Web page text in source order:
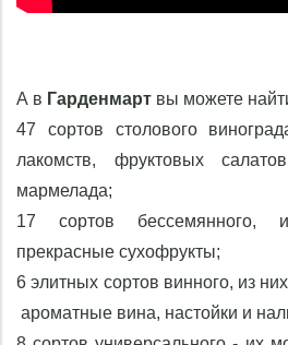
А в Гарденмарт вы можете
47 сортов столового
лакомств, фруктовых
мармелада;
17 сортов бессемянного,
прекрасные сухофрукты;
6 элитных сортов винного, из
ароматные вина, настойки и